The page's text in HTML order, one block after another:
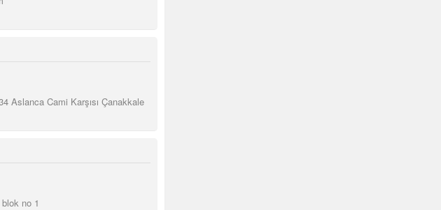
Aslanca Cami Karşısı Çanakkale
no 1